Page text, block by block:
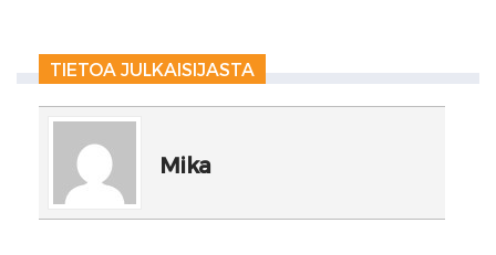
TIETOA JULKAISIJASTA
Mika